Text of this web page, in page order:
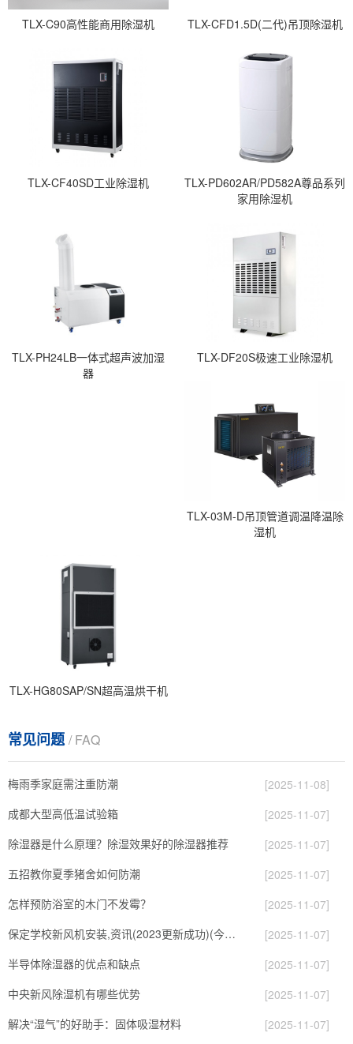
TLX-C90高性能商用除湿机 TLX-CFD1.5D(二代)吊顶除湿机
TLX-CF40SD工业除湿机
TLX-PD602AR/PD582A尊品系列
家用除湿机
TLX-PH24LB一体式超声波加湿
器
TLX-DF20S极速工业除湿机
TLX-03M-D吊顶管道调温降温除
湿机
TLX-HG80SAP/SN超高温烘干机
常见问题/ FAQ
梅雨季家庭需注重防潮
[2025-11-08]
成都大型高低温试验箱
[2025-11-07]
除湿器是什么原理？除湿效果好的除湿器推荐
[2025-11-07]
五招教你夏季猪舍如何防潮
[2025-11-07]
怎样预防浴室的木门不发霉？
[2025-11-07]
保定学校新风机安装,资讯(2023更新成功)(今日／展示)
[2025-11-07]
半导体除湿器的优点和缺点
[2025-11-07]
中央新风除湿机有哪些优势
[2025-11-07]
解决“湿气”的好助手：固体吸湿材料
[2025-11-07]